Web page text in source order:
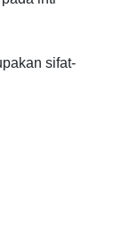
sifat-